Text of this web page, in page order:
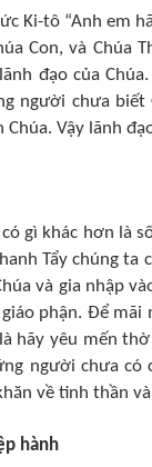
Ki-tô “Anh em
Con, và
đạo của
người chưa
Vậy lãnh
gì khác hơn là
Tẩy chúng
và gia nhập
phận. Để
hãy yêu mến
người chưa
về tinh thần
hành